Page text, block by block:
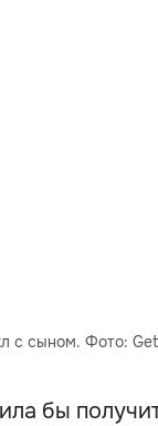
с сыном. Фото:
бы